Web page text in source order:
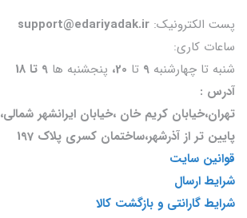
پست الکترونیک:
ساعات کاری:
شنبه تا چهارشنبه 9 تا 20، پنجشنبه ها
آدرس :
تهران،خیابان کریم خان ،خیابان ایرانشهر شمالی،
پایین تر از آذرشهر،ساختمان کسری پلاک 197
قوانین سایت
شرایط ارسال
شرایط گارانتی و بازگشت کالا